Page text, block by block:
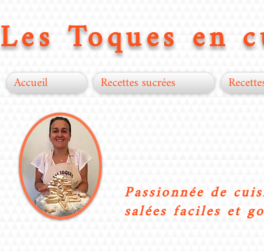
Les Toques en
Accueil Recettes sucrées
Passionnée de
salées faciles et